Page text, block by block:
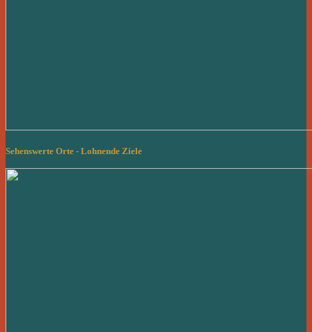
Sehenswerte Orte - Lohnende Ziele